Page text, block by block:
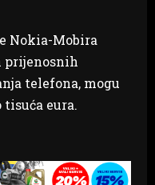
Nokia-Mobira
prijenosnih
telefona, mogu
eura.